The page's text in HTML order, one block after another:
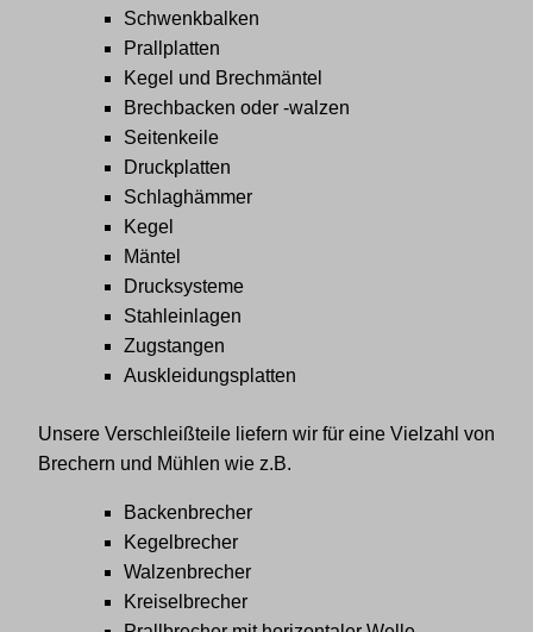
Schwenkbalken
Prallplatten
Kegel und Brechmäntel
Brechbacken oder -walzen
Seitenkeile
Druckplatten
Schlaghämmer
Kegel
Mäntel
Drucksysteme
Stahleinlagen
Zugstangen
Auskleidungsplatten
Unsere Verschleißteile liefern wir für eine Vielzahl von
Brechern und Mühlen wie z.B.
Backenbrecher
Kegelbrecher
Walzenbrecher
Kreiselbrecher